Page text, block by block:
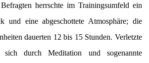
herrschte im Trainingsumfeld ein
und eine abgeschottete Atmosphäre; die
dauerten 12 bis 15 Stunden. Verletzte
sich durch Meditation und sogenannte